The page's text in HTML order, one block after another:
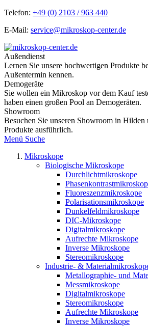
Telefon: +49 (0) 2103 / 963 440
E-Mail: service@mikroskop-center.de
Außendienst
Lernen Sie unsere hochwertigen Produkte
Außentermin kennen.
Demogeräte
Sie wollen ein Mikroskop vor dem Kauf
haben einen großen Pool an Demogeräten.
Showroom
Besuchen Sie unseren Showroom in Hilden
Produkte ausführlich.
Menü Suche
Mikroskope
Biologische Mikroskope
Durchlichtmikroskope
Fluoreszenzmikroskope
Polarisationsmikroskope
Dunkelfeldmikroskope
DIC-Mikroskope
Digitalmikroskope
Aufrechte Mikroskope
Inverse Mikroskope
Stereomikroskope
Industrie- &
Metallographie- und
Messmikroskope
Digitalmikroskope
Stereomikroskope
Aufrechte Mikroskope
Inverse Mikroskope